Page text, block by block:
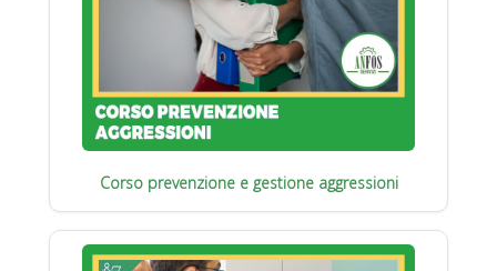
Corso prevenzione e gestione aggressioni